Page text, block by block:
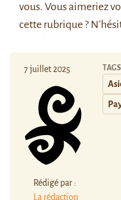
vous. Vous aimeriez
cette rubrique ?
7 juillet 2025
Rédigé par :
La rédaction
TAGS